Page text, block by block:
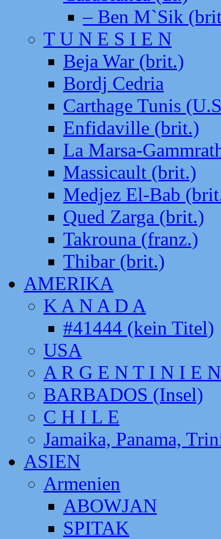
– Ben M`Sik
T U N E S I E N
Beja War (brit.)
Bordj Cedria
Carthage Tunis
Enfidaville (brit.)
La Marsa-
Massicault (brit.)
Medjez El-Bab
Qued Zarga (brit.)
Takrouna (franz.)
Thibar (brit.)
AMERIKA
K A N A D A
#41444 (kein Titel)
USA
A R G E N T I N I E N
BARBADOS (Insel)
C H I L E
Jamaika, Panama,
ASIEN
Armenien
ABOWJAN
SPITAK